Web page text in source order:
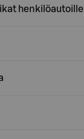
henkilöautoille